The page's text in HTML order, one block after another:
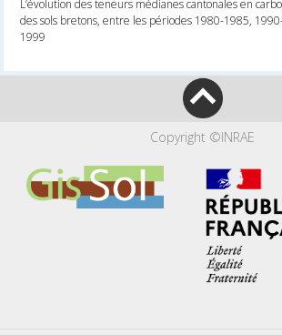
L’évolution des teneurs médianes cantonales en
des sols bretons, entre les périodes 1980-1985,
1999
Copyright ©INRAE